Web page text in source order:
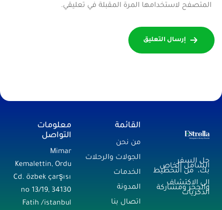
المتصفح لاستخدامها المرة المقبلة في تعليقي.
إرسال التعليق
حل السفر
الشامل الخاص
بك، من التخطيط
إلى الاكتشاف
والحجز ومشاركة
الذكريات
القائمة
من نحن
الجولات والرحلات
الخدمات
المدونة
اتصال بنا
معلومات
التواصل
Mimar
Kemalettin, Ordu
Cd. özbek çarşısı
no 13/19, 34130
Fatih /istanbul